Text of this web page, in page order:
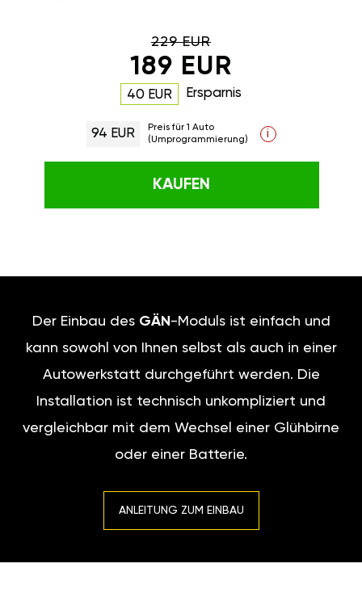
229 EUR
189 EUR
40 EUR Ersparnis
94 EUR
Preis für 1 Auto
(Umprogrammierung)
i
KAUFEN
Der Einbau des GÄN -Moduls ist einfach und
kann sowohl von Ihnen selbst als auch in einer
Autowerkstatt durchgeführt werden. Die
Installation ist technisch unkompliziert und
vergleichbar mit dem Wechsel einer Glühbirne
oder einer Batterie.
ANLEITUNG ZUM EINBAU